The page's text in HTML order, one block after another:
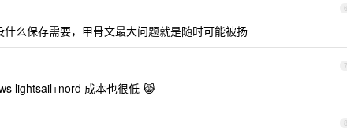
6
么保存需要，甲骨文最大问题就是随时可能被扬
7
lightsail+nord 成本也很低 😹
8